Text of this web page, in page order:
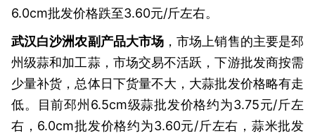
6.0cm批发价格跌至3.60元/斤左右。
武汉白沙洲农副产品大市场 ，市场上销售的主要是邳
州级蒜和加工蒜，市场交易不活跃，下游批发商按需
少量补货，总体日下货量不大，大蒜批发价格略有走
低。目前邳州6.5cm级蒜批发价格约为3.75元/斤左
右，6.0cm批发价格约为3.60元/斤左右，蒜米批发